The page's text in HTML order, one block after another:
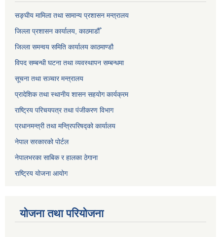
सङ्‍घीय मामिला तथा सामान्य प्रशासन मन्त्रालय
जिल्ला प्रशासन कार्यालय, काठमाडौँ
जिल्ला समन्वय समिति कार्यालय काठमाण्ड‌ौ
विपद सम्बन्धी घटना तथा व्यवस्थापन सम्बन्धमा
सूचना तथा सञ्चार मन्त्रालय
प्रादेशिक तथा स्थानीय शासन सहयोग कार्यक्रम
राष्ट्रिय परिचयपत्र तथा पंजीकरण विभाग
प्रधानमन्त्री तथा मन्त्रिपरिषद्को कार्यालय
नेपाल सरकारको पोर्टल
नेपालभरका साबिक र हालका ठेगाना
राष्ट्रिय योजना आयोग
योजना तथा परियोजना